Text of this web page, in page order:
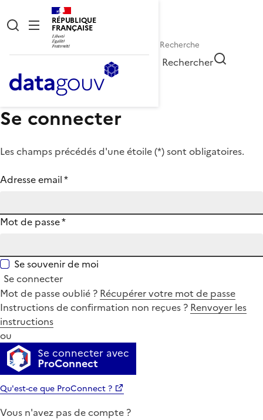
RÉPUBLIQUE
FRANÇAISE
Rechercher
Se connecter
Les champs précédés d'une étoile (*) sont obligatoires.
Adresse email*
Mot de passe*
Se souvenir de moi
Se connecter
Mot de passe oublié ? Récupérer votre mot de passe
Instructions de confirmation non reçues ? Renvoyer les
instructions
ou
Se connecter avec
ProConnect
Qu'est-ce que ProConnect ?
Vous n'avez pas de compte ?